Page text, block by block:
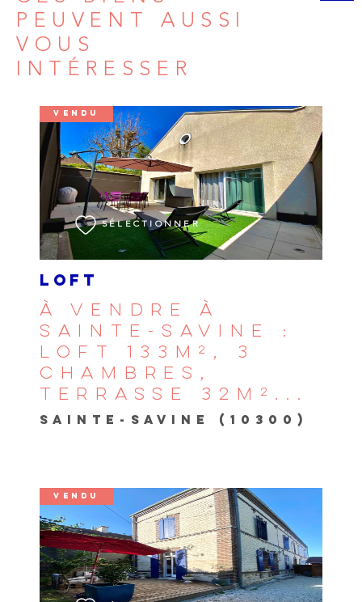
PEUVENT AUSSI
VOUS
INTÉRESSER
LOFT
À VENDRE À
SAINTE-SAVINE :
LOFT 133M², 3
CHAMBRES,
TERRASSE 32M²...
SAINTE-SAVINE (10300)
VENDU
SÉLECTIONNER
VOIR LE BIEN
VENDU
VOIR LE BIEN